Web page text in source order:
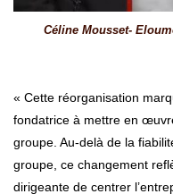
Céline Mousset-
« Cette réorganisation
fondatrice à mettre en
groupe. Au-delà de la
groupe, ce changement
dirigeante de centrer